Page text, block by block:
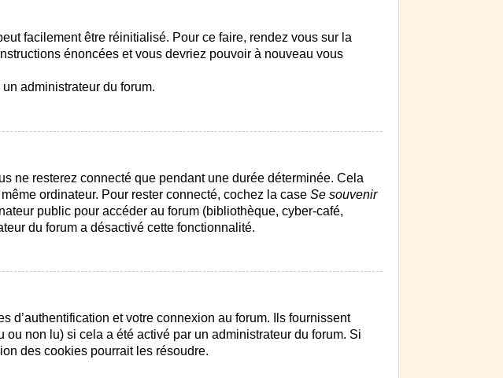
facilement être réinitialisé. Pour ce faire, rendez vous sur la
énoncées et vous devriez pouvoir à nouveau vous
administrateur du forum.
ne resterez connecté que pendant une durée déterminée. Cela
ordinateur. Pour rester connecté, cochez la case Se souvenir
public pour accéder au forum (bibliothèque, cyber-café,
du forum a désactivé cette fonctionnalité.
d’authentification et votre connexion au forum. Ils fournissent
non lu) si cela a été activé par un administrateur du forum. Si
des cookies pourrait les résoudre.